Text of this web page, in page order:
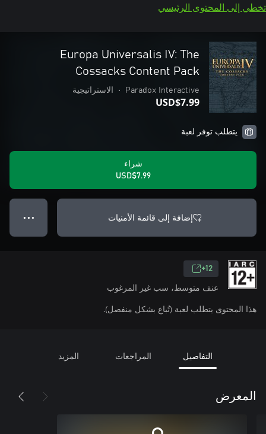
تخطي إلى المحتوى الرئيسي
Europa Universalis IV: The
Cossacks Content Pack
Paradox Interactive
• الاستراتيجية
USD$7.99
يتطلب توفر لعبة
شراء
USD$7.99
إضافة إلى قائمة الأمنيات ● ● ●
12+
عنف متوسط، سب غير المرغوب
هذا المحتوى يتطلب لعبة (تُباع بشكل منفصل).
التفاصيل المراجعات المزيد
المعرض